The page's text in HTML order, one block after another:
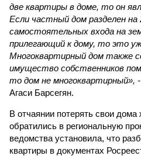
две квартиры в доме, то он
Если частный дом разделен
самостоятельных входа на
прилегающий к дому, то это
Многоквартирный дом также
имущество собственников
то дом не многоквартирный», -
Агаси Барсегян.
В отчаянии потерять свои дома
обратились в региональную
ведомства установила, что
квартиры в документах